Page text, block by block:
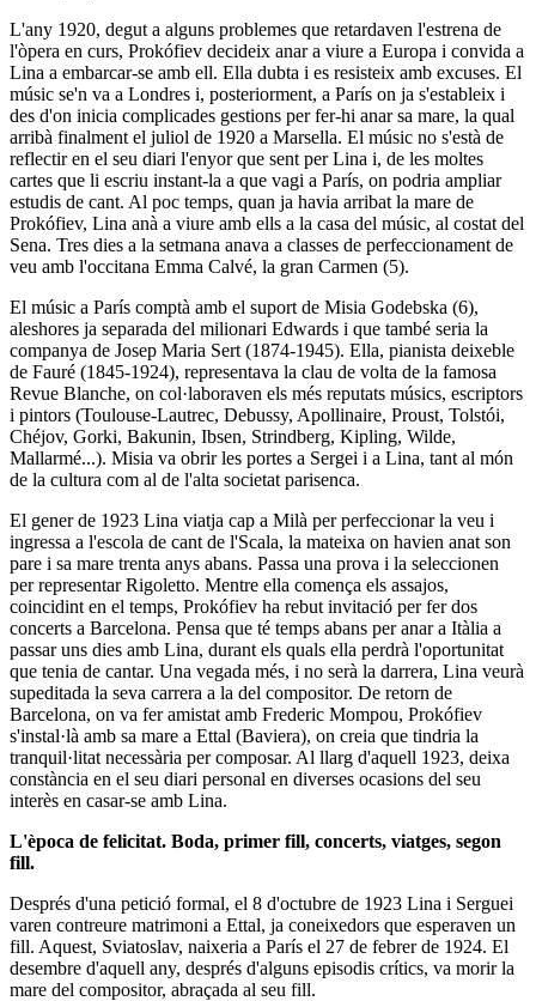
L'any 1920, degut a alguns problemes que retardaven l'estrena de
l'òpera en curs, Prokófiev decideix anar a viure a Europa i convida a
Lina a embarcar-se amb ell. Ella dubta i es resisteix amb excuses. El
músic se'n va a Londres i, posteriorment, a París on ja s'estableix i
des d'on inicia complicades gestions per fer-hi anar sa mare, la qual
arribà finalment el juliol de 1920 a Marsella. El músic no s'està de
reflectir en el seu diari l'enyor que sent perLina i, de les moltes
cartes que li escriu instant-la a que vagi a París, on podria ampliar
estudis de cant. Al poc temps, quan ja havia arribat la mare de
Prokófiev, Lina anà a viure amb ells a la casa del músic, al costat del
Sena. Tres dies a la setmana anava a classes de perfeccionament de
veu amb l'occitana Emma Calvé, la gran Carmen (5).
El músic a París comptà amb el suport de Misia Godebska (6),
aleshores ja separada del milionari Edwards i que també seria la
companya de Josep Maria Sert (1874-1945). Ella, pianista deixeble
de Fauré (1845-1924), representava la clau de volta de la famosa
Revue Blanche, on col·laboraven els més reputats músics, escriptors
i pintors (Toulouse-Lautrec, Debussy, Apollinaire, Proust, Tolstói,
Chéjov, Gorki, Bakunin, Ibsen, Strindberg, Kipling, Wilde,
Mallarmé...). Misia va obrir les portes a Sergei i a Lina, tant al món
de la cultura com al de l'alta societat parisenca.
El gener de 1923 Lina viatja cap a Milà per perfeccionar la veu i
ingressa a l'escola de cant de l'Scala, la mateixa on havien anat son
pare i sa mare trenta anys abans. Passa una prova i la seleccionen
per representarRigoletto. Mentre ella comença els assajos,
coincidint en el temps, Prokófiev ha rebut invitació per fer dos
concerts a Barcelona. Pensa que té temps abans per anar a Itàlia a
passar uns dies amb Lina, durant els quals ella perdrà l'oportunitat
que tenia de cantar. Una vegada més, i no serà la darrera, Lina veurà
supeditada la seva carrera a la del compositor. De retorn de
Barcelona, on va fer amistat amb Frederic Mompou, Prokófiev
s'instal·là amb sa mare a Ettal (Baviera), on creia que tindria la
tranquil·litat necessària per composar. Al llarg d'aquell 1923, deixa
constància en el seu diari personal en diverses ocasions del seu
interès en casar-se amb Lina.
L'època de felicitat. Boda, primer fill, concerts, viatges, segon
fill.
Després d'una petició formal, el 8 d'octubre de 1923 Lina i Serguei
varen contreure matrimoni a Ettal, ja coneixedors que esperaven un
fill. Aquest, Sviatoslav, naixeria a París el 27 de febrer de 1924. El
desembre d'aquell any, després d'alguns episodis crítics, va morir la
mare del compositor, abraçada al seu fill.